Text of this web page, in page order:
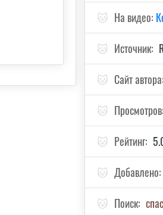
🐱 На видео:
🐱 Источник:
🐱 Сайт автора:
🐱 Просмотров:
🐱 Рейтинг:
🐱 Добавлено:
🐱 Поиск: